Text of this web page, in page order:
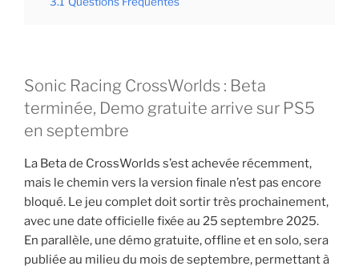
Sonic Racing CrossWorlds : Beta
terminée, Demo gratuite arrive sur PS5
en septembre
La Beta de CrossWorlds s’est achevée récemment,
mais le chemin vers la version finale n’est pas encore
bloqué. Le jeu complet doit sortir très prochainement,
avec une date officielle fixée au 25 septembre 2025.
En parallèle, une démo gratuite, offline et en solo, sera
publiée au milieu du mois de septembre, permettant à